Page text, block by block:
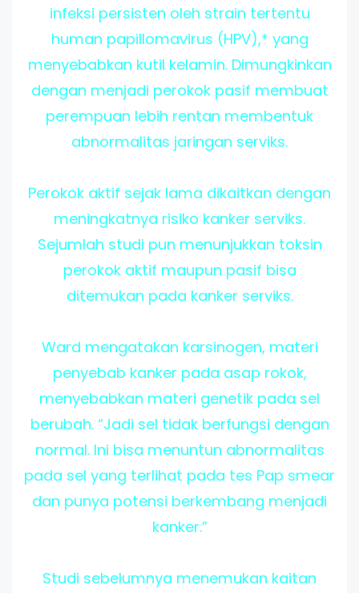
infeksi persisten oleh strain tertentu
human papillomavirus (HPV),* yang
menyebabkan kutil kelamin. Dimungkinkan
dengan menjadi perokok pasif membuat
perempuan lebih rentan membentuk
abnormalitas jaringan serviks.
Perokok aktif sejak lama dikaitkan dengan
meningkatnya risiko kanker serviks.
Sejumlah studi pun menunjukkan toksin
perokok aktif maupun pasif bisa
ditemukan pada kanker serviks.
Ward mengatakan karsinogen, materi
penyebab kanker pada asap rokok,
menyebabkan materi genetik pada sel
berubah. “Jadi sel tidak berfungsi dengan
normal. Ini bisa menuntun abnormalitas
pada sel yang terlihat pada tes Pap smear
dan punya potensi berkembang menjadi
kanker.”
Studi sebelumnya menemukan kaitan